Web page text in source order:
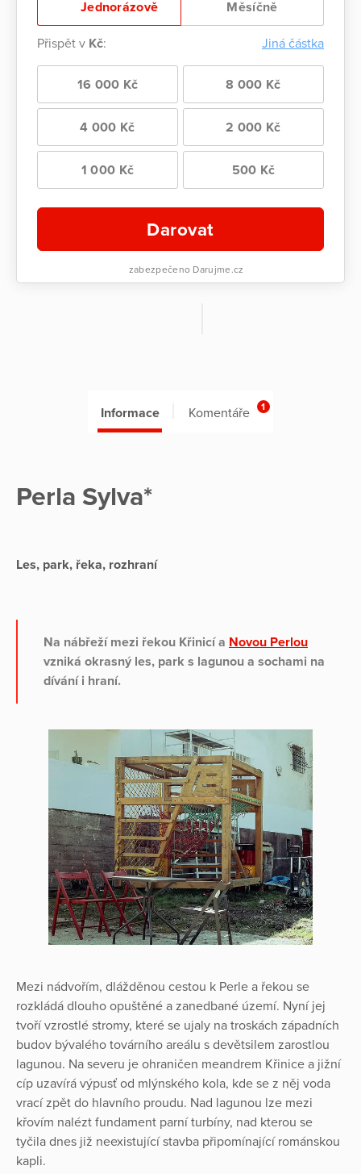
Jednorázově Měsíčně
Přispět v Kč: Jiná částka
16 000 Kč 8 000 Kč
4 000 Kč 2 000 Kč
1 000 Kč 500 Kč
Darovat
zabezpečeno Darujme.cz
Informace Komentáře 1
Perla Sylva*
Les, park, řeka, rozhraní
Na nábřeží mezi řekou Křinicí a Novou Perlou
vzniká okrasný les, park s lagunou a sochami na
dívání i hraní.
Mezi nádvořím, dlážděnou cestou k Perle a řekou se
rozkládá dlouho opuštěné a zanedbané území. Nyní jej
tvoří vzrostlé stromy, které se ujaly na troskách západních
budov bývalého továrního areálu s devětsilem zarostlou
lagunou. Na severu je ohraničen meandrem Křinice a jižní
cíp uzavírá výpusť od mlýnského kola, kde se z něj voda
vrací zpět do hlavního proudu. Nad lagunou lze mezi
křovím nalézt fundament parní turbíny, nad kterou se
tyčila dnes již neexistující stavba připomínající románskou
kapli.